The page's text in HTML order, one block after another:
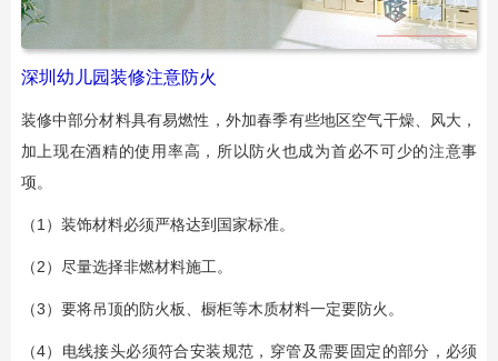
深圳幼儿园装修注意防火
装修中部分材料具有易燃性，外加春季有些地区空气干燥、风大，
加上现在酒精的使用率高，所以防火也成为首必不可少的注意事
项。
（1）装饰材料必须严格达到国家标准。
（2）尽量选择非燃材料施工。
（3）要将吊顶的防火板、橱柜等木质材料一定要防火。
（4）电线接头必须符合安装规范，穿管及需要固定的部分，必须